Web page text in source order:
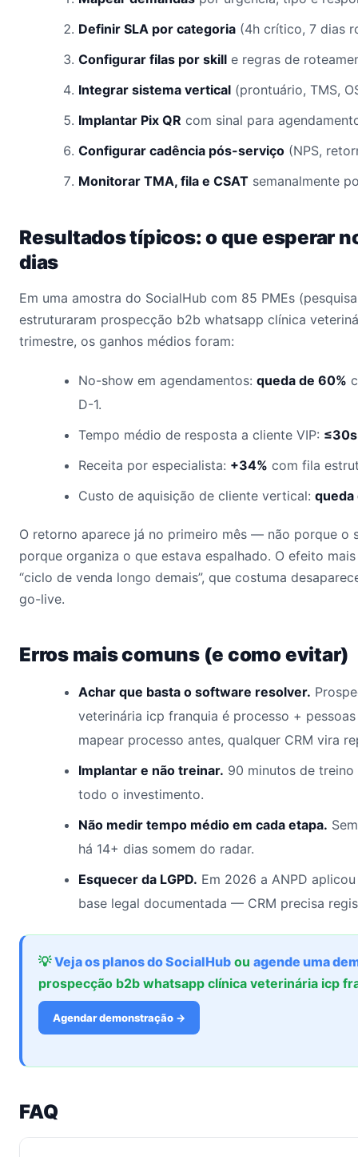
Definir SLA por categoria (4h crítico, 7 dias
Configurar filas por skill e regras de
Integrar sistema vertical (prontuário, TMS,
Implantar Pix QR com sinal para
Configurar cadência pós-serviço (NPS,
Monitorar TMA, fila e CSAT semanalmente
Resultados típicos: o que esperar
dias
Em uma amostra do SocialHub com 85 PMEs
estruturaram prospecção b2b whatsapp clínica
trimestre, os ganhos médios foram:
No-show em agendamentos: queda de 60%
D-1.
Tempo médio de resposta a cliente VIP: ≤30s
Receita por especialista: +34% com fila
Custo de aquisição de cliente vertical: queda
O retorno aparece já no primeiro mês — não porque o
porque organiza o que estava espalhado. O efeito
“ciclo de venda longo demais”, que costuma
go-live.
Erros mais comuns (e como evitar)
Achar que basta o software resolver.
veterinária icp franquia é processo +
mapear processo antes, qualquer CRM vira
Implantar e não treinar. 90 minutos de
todo o investimento.
Não medir tempo médio em cada etapa.
há 14+ dias somem do radar.
Esquecer da LGPD. Em 2026 a ANPD
base legal documentada — CRM precisa
💡Veja os planos do SocialHub ou agende uma
prospecção b2b whatsapp clínica veterinária icp
Agendar demonstração →
FAQ